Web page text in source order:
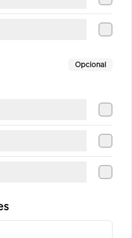
de carne de res salteadas en
teriyaki servidas en una base
Opcional